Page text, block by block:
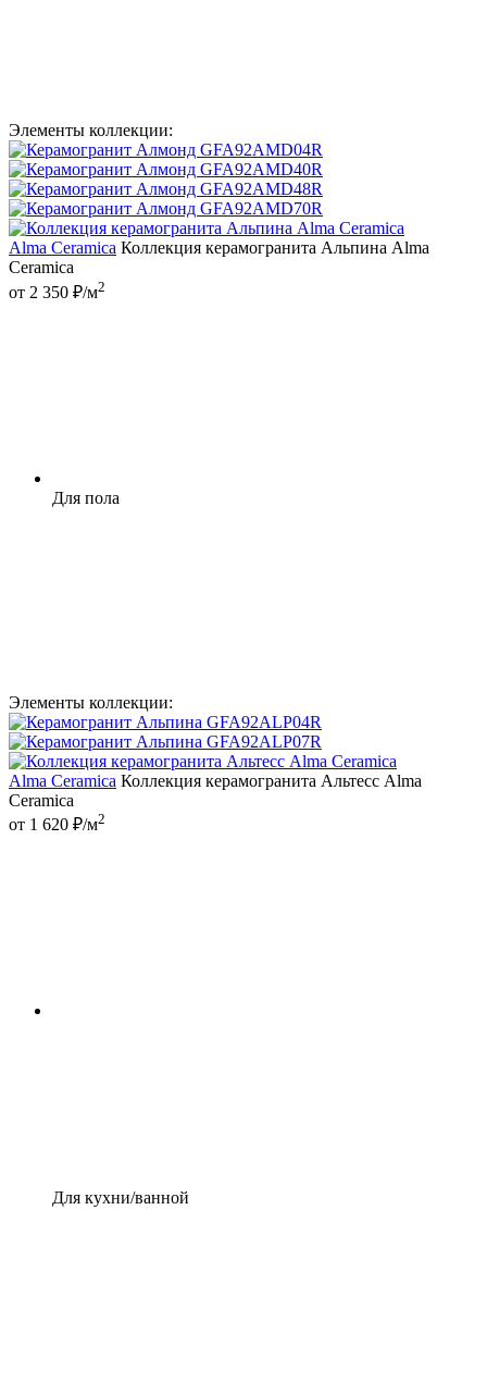
Элементы коллекции:
Alma Ceramica Коллекция керамогранита Альпина Alma
Ceramica
от 2 350 ₽/м2
Для пола
Элементы коллекции:
Alma Ceramica Коллекция керамогранита Альтесс Alma
Ceramica
от 1 620 ₽/м2
Для кухни/ванной